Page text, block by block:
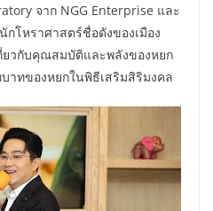
จาก NGG Enterprise และ
โหราศาสตร์ชื่อดังของเมือง
ยวกับคุณสมบัติและพลังของหยก
าทของหยกในพิธีเสริมสิริมงคล